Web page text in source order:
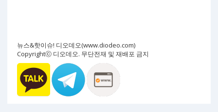
뉴스&핫이슈! 디오데오(www.diodeo.com)
Copyrightⓒ 디오데오. 무단전재 및 재배포 금지